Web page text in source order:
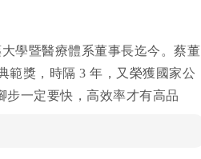
學暨醫療體系董事長迄今。蔡董
範獎，時隔 3 年，又榮獲國家公
步一定要快，高效率才有高品
成溝通協調的本事，讓所有與會